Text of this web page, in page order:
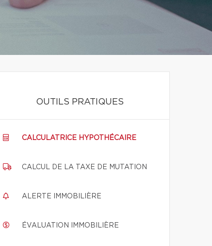
OUTILS PRATIQUES
CALCULATRICE HYPOTHÉCAIRE
CALCUL DE LA TAXE DE MUTATION
ALERTE IMMOBILIÈRE
ÉVALUATION IMMOBILIÈRE